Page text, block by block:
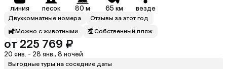
линия песок 80 м 65 км везде
Двухкомнатные номера
Отзывы за этот год
Можно с животными
Собственный пляж
от 225 769 ₽
20 янв. - 28 янв., 8 ночей
Выгодные туры на соседние даты